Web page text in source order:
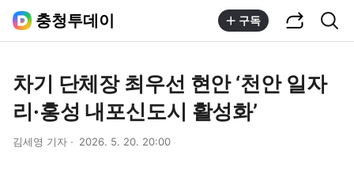
충청투데이 구독
차기 단체장 최우선 현안 ‘천안 일자
리·홍성 내포신도시 활성화’
김세영 기자 2026. 5. 20. 20:00